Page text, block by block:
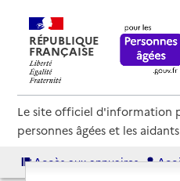
RÉPUBLIQUE
FRANÇAISE
Le site officiel d'information
personnes âgées et les aidants
Accès aux annuaires